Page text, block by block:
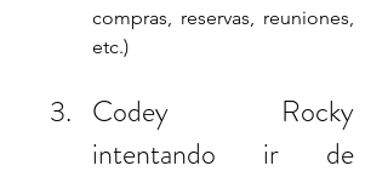
compras, reservas, reuniones,
etc.)
Codey Rocky
intentando ir de